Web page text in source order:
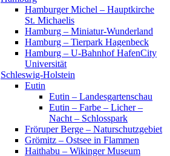
Hamburger Michel – Hauptkirche
St. Michaelis
Hamburg – Miniatur-Wunderland
Hamburg – Tierpark Hagenbeck
Hamburg – U-Bahnhof HafenCity
Universität
Schleswig-Holstein
Eutin
Eutin – Landesgartenschau
Eutin – Farbe – Licher –
Nacht – Schlosspark
Fröruper Berge – Naturschutzgebiet
Grömitz – Ostsee in Flammen
Haithabu – Wikinger Museum